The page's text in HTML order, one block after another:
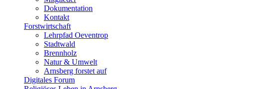
Dokumentation
Kontakt
Forstwirtschaft
Lehrpfad Oeventrop
Stadtwald
Brennholz
Natur & Umwelt
Arnsberg forstet auf
Digitales Forum